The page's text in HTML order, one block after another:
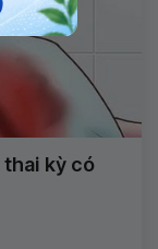
thai kỳ có